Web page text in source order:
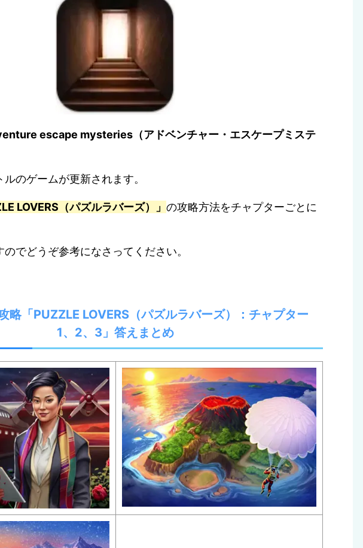
escape mysteries（アドベンチャー・エスケープミステ
のゲームが更新されます。
LOVERS（パズルラバーズ）」 の攻略方法をチャプターごとに
でどうぞ参考になさってください。
「PUZZLE LOVERS（パズルラバーズ）：チャプター
1、2、3」答えまとめ